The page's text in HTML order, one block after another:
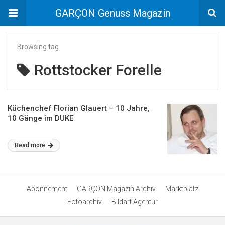
GARÇON Genuss Magazin
Browsing tag
Rottstocker Forelle
Küchenchef Florian Glauert – 10 Jahre,
10 Gänge im DUKE
Read more
Abonnement GARÇON Magazin Archiv
Marktplatz
Fotoarchiv
Bildart Agentur